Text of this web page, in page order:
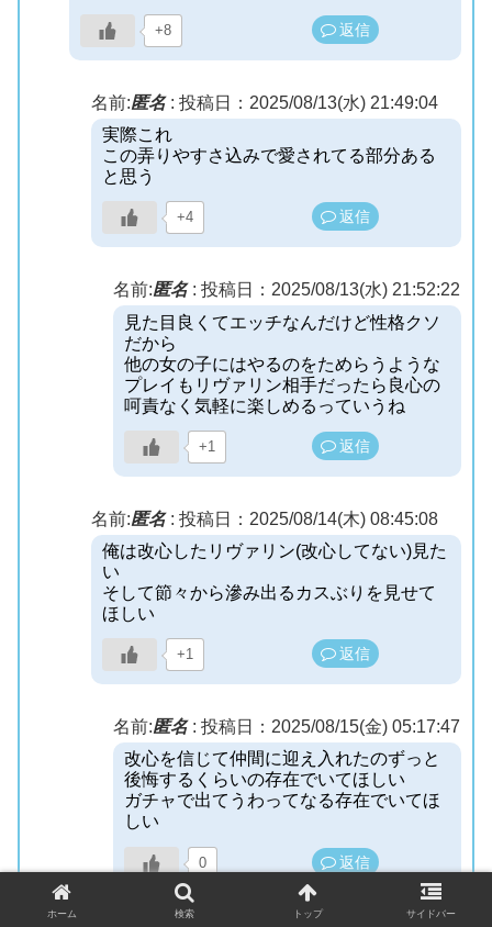
+8 返信
名前:匿名: 投稿日：2025/08/13(水) 21:49:04
実際これ
この弄りやすさ込みで愛されてる部分ある
と思う
+4 返信
名前:匿名: 投稿日：2025/08/13(水) 21:52:22
見た目良くてエッチなんだけど性格クソ
だから
他の女の子にはやるのをためらうような
プレイもリヴァリン相手だったら良心の
呵責なく気軽に楽しめるっていうね
+1 返信
名前:匿名: 投稿日：2025/08/14(木) 08:45:08
俺は改心したリヴァリン(改心してない)見た
い
そして節々から滲み出るカスぶりを見せて
ほしい
+1 返信
名前:匿名: 投稿日：2025/08/15(金) 05:17:47
改心を信じて仲間に迎え入れたのずっと
後悔するくらいの存在でいてほしい
ガチャで出てうわってなる存在でいてほ
しい
0 返信
ホーム 検索 トップ サイドバー